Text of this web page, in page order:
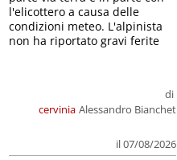
cervinia
di
Alessandro Bianchet
il 07/08/2026
l'elicottero a causa delle
condizioni meteo. L'alpinista
non ha riportato gravi ferite